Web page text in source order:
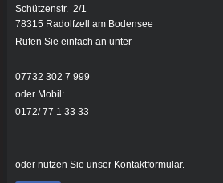
Schützenstr. 2/1
78315 Radolfzell am Bodensee
Rufen Sie einfach an unter
07732 302 7 999
oder Mobil:
0172/ 77 1 33 33
oder nutzen Sie unser Kontaktformular.